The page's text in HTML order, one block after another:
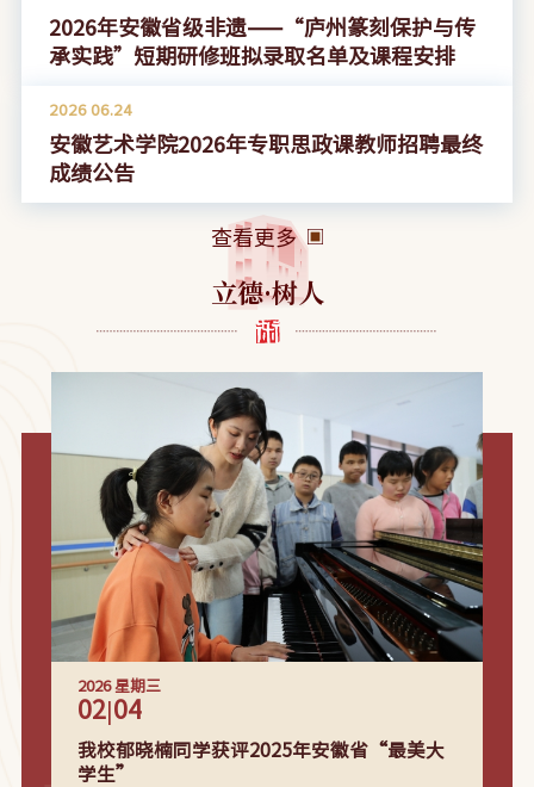
查看更多
2026年安徽省级非遗——“庐州篆刻保护与传
承实践”短期研修班拟录取名单及课程安排
202606.24
安徽艺术学院2026年专职思政课教师招聘最终
成绩公告
立德·树人
2026星期三
02|04
我校郁晓楠同学获评2025年安徽省“最美大
学生”